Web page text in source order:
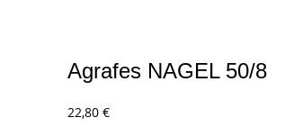
Agrafes NAGEL 50/8
22,80 €Prix